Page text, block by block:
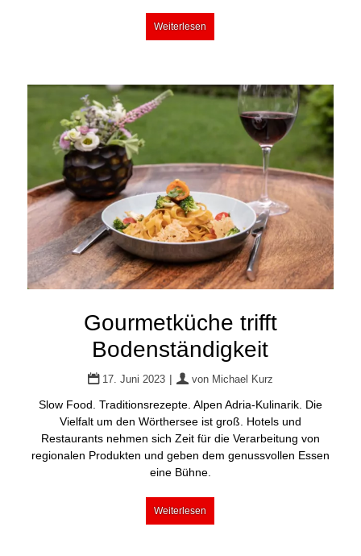
Weiterlesen
Gourmetküche trifft
Bodenständigkeit
17. Juni 2023 | von Michael Kurz
Slow Food. Traditionsrezepte. Alpen Adria-Kulinarik. Die
Vielfalt um den Wörthersee ist groß. Hotels und
Restaurants nehmen sich Zeit für die Verarbeitung von
regionalen Produkten und geben dem genussvollen Essen
eine Bühne.
Weiterlesen